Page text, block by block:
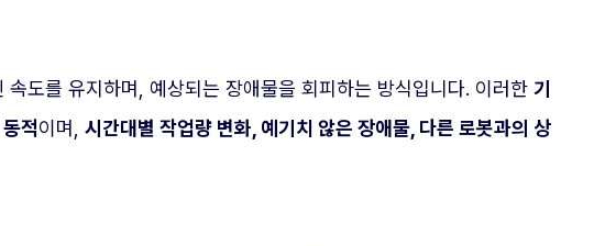
도를 유지하며, 예상되는 장애물을 회피하는 방식입니다. 이러한 기
적이며, 시간대별 작업량 변화, 예기치 않은 장애물, 다른 로봇과의 상